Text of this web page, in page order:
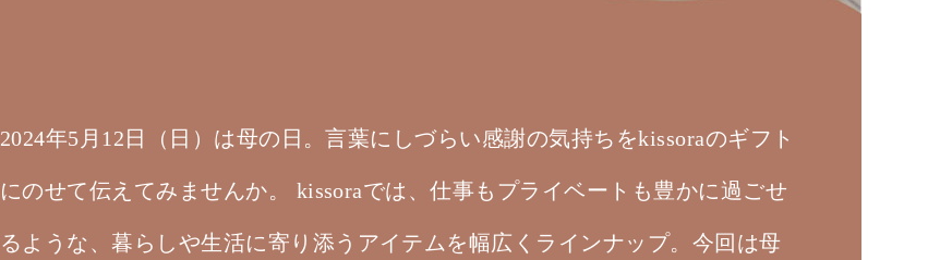
2024年5月12日（日）は母の日。言葉にしづらい感謝の気持ちをkissoraのギフト
にのせて伝えてみませんか。 kissoraでは、仕事もプライベートも豊かに過ごせ
るような、暮らしや生活に寄り添うアイテムを幅広くラインナップ。今回は母